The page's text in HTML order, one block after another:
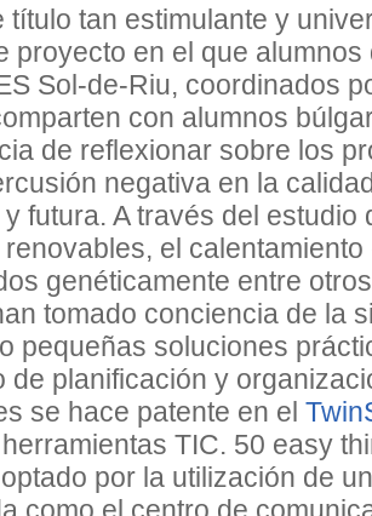
título tan estimulante y
proyecto en el que
Sol-de-Riu, coordinados
con alumnos
de reflexionar sobre los
negativa en la
futura. A través del estudio
el
genéticamente entre
tomado conciencia de la
pequeñas soluciones
de planificación y
se hace patente en el
TIC. 50 easy
por la utilización de